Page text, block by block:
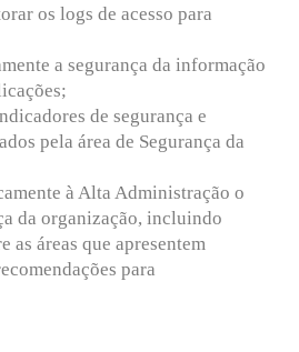
os logs de acesso para
a segurança da informação
de segurança e
pela área de Segurança da
à Alta Administração o
da organização, incluindo
as áreas que apresentem
para